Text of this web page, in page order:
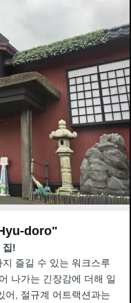
doro"
집!
즐길 수 있는 워크스루
나가는 긴장감에 더해 일
어, 절규계 어트랙션과는